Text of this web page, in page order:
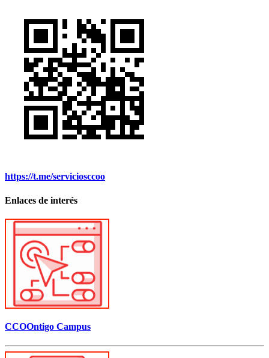
https://t.me/serviciosccoo
Enlaces de interés
CCOOntigo Campus